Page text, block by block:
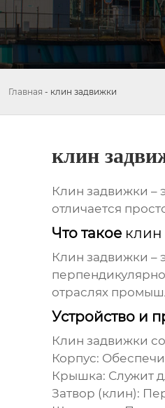
Главная - клин задвижки
клин
Клин задвижки –
отличается
Что такое
Клин задвижки –
отраслях
Устройство и
Клин задвижки
Корпус:
Крышка: Служит
Затвор (клин):